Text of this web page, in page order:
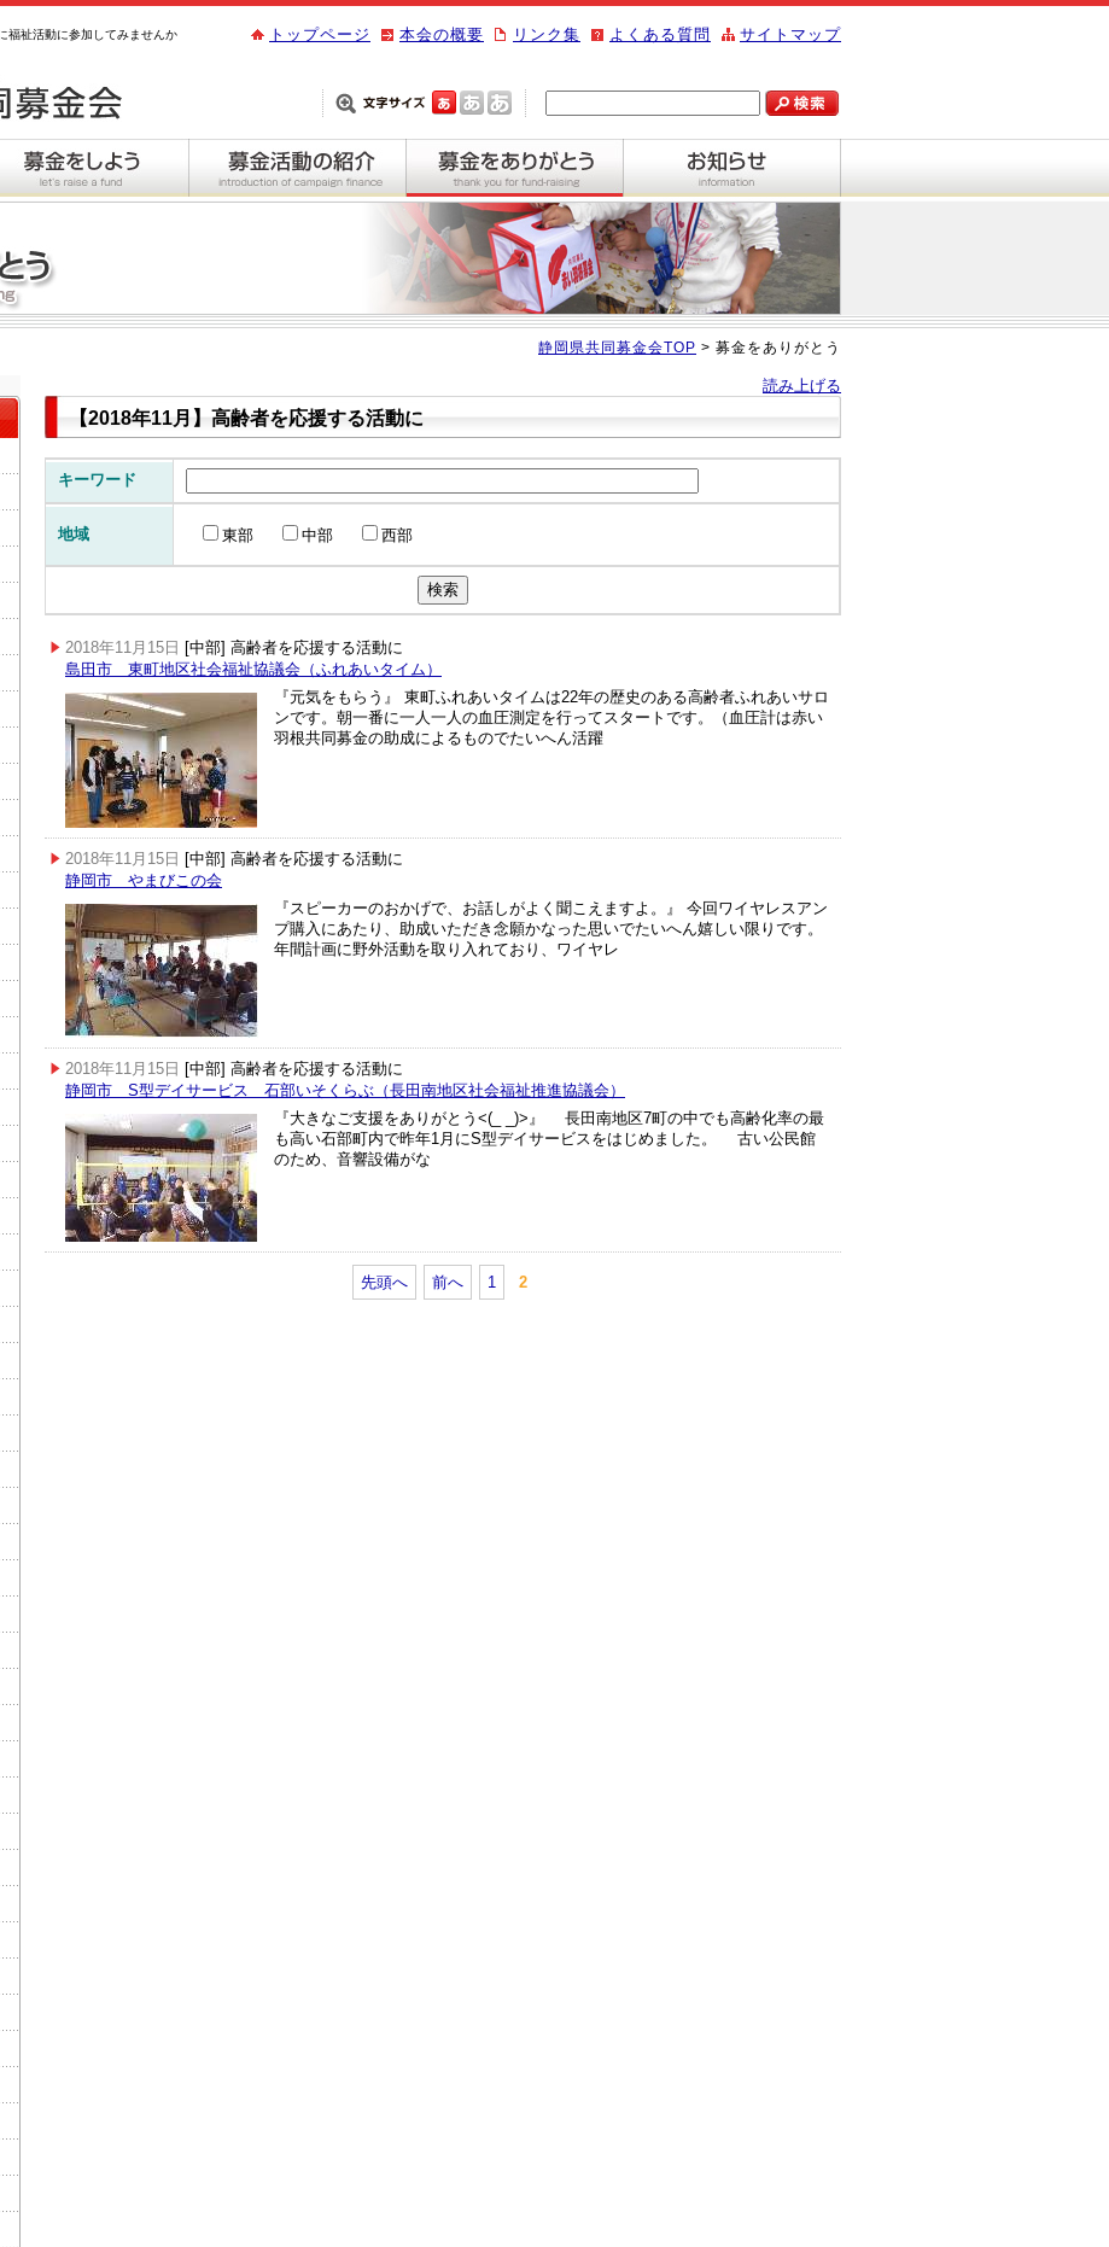
福祉活動に参加してみませんか サイトマップ
よくある質問
リンク集
本会の概要
トップページ
静岡県共同募金会TOP > 募金をありがとう
読み上げる
【2018年11月】高齢者を応援する活動に
キーワード
地域 東部 中部 西部
2018年11月15日 [中部] 高齢者を応援する活動に
島田市 東町地区社会福祉協議会（ふれあいタイム）
『元気をもらう』 東町ふれあいタイムは22年の歴史のある高齢者ふれあいサロ
ンです。朝一番に一人一人の血圧測定を行ってスタートです。（血圧計は赤い
羽根共同募金の助成によるものでたいへん活躍
2018年11月15日 [中部] 高齢者を応援する活動に
静岡市 やまびこの会
『スピーカーのおかげで、お話しがよく聞こえますよ。』 今回ワイヤレスアン
プ購入にあたり、助成いただき念願かなった思いでたいへん嬉しい限りです。
年間計画に野外活動を取り入れており、ワイヤレ
2018年11月15日 [中部] 高齢者を応援する活動に
静岡市 S型デイサービス 石部いそくらぶ（長田南地区社会福祉推進協議会）
『大きなご支援をありがとう<(_ _)>』 長田南地区7町の中でも高齢化率の最
も高い石部町内で昨年1月にS型デイサービスをはじめました。 古い公民館
のため、音響設備がな
先頭へ 前へ 1 2